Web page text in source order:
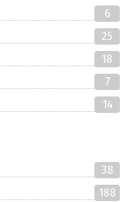
6
25
18
7
14
38
188